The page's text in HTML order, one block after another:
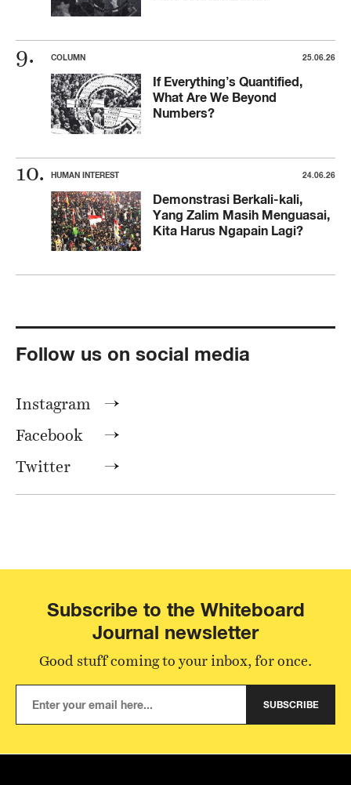
COLUMN 25.06.26
If Everything’s Quantified,
What Are We Beyond
Numbers?
HUMAN INTEREST 24.06.26
Demonstrasi Berkali-kali,
Yang Zalim Masih Menguasai,
Kita Harus Ngapain Lagi?
Follow us on social media
Instagram
Facebook
Twitter
Subscribe to the Whiteboard
Journal newsletter
Good stuff coming to your inbox, for once.
SUBSCRIBE